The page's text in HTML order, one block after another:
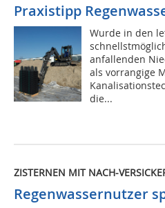
Praxistipp
Wurde in den
anfallenden
als vorrangige
die...
ZISTERNEN MIT NACH-
Regenwassernutzer